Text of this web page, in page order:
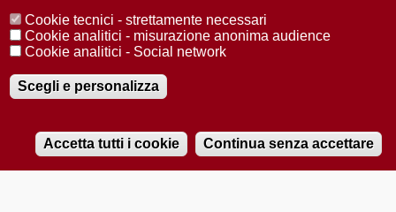
Audio
Redazione Copyright Privacy
Area stampa
© 2025 Università di Padova
Registrazione presso il Tribunale di Padova n. 2097/2012 del 18 giugno
2012
Cookie tecnici - strettamente necessari
Cookie analitici - misurazione anonima audience
Cookie analitici - Social network
Scegli e personalizza
Accetta tutti i cookie Continua senza accettare